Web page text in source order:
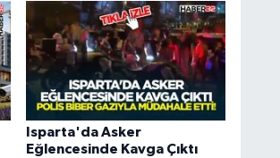
Isparta'da Asker
Eğlencesinde Kavga Çıktı